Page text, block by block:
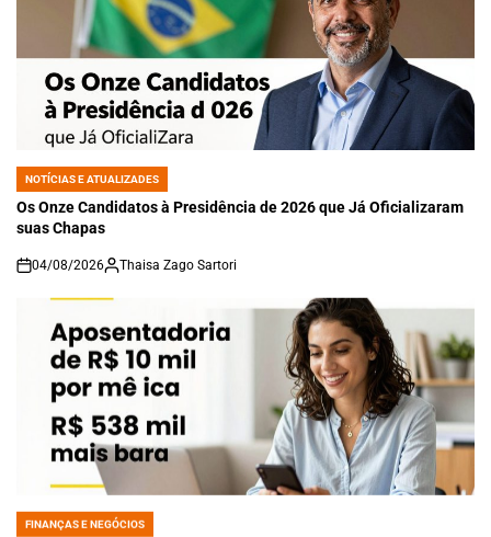
POSTED
IN
NOTÍCIAS E ATUALIZADES
Os Onze Candidatos à Presidência de 2026 que Já Oficializaram
suas Chapas
on
04/08/2026 Thaisa Zago Sartori
POSTED
FINANÇAS E NEGÓCIOS